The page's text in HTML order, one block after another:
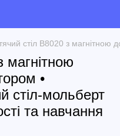
стіл B8020 з магнітною
магнітною
•
стіл-мольберт
та навчання